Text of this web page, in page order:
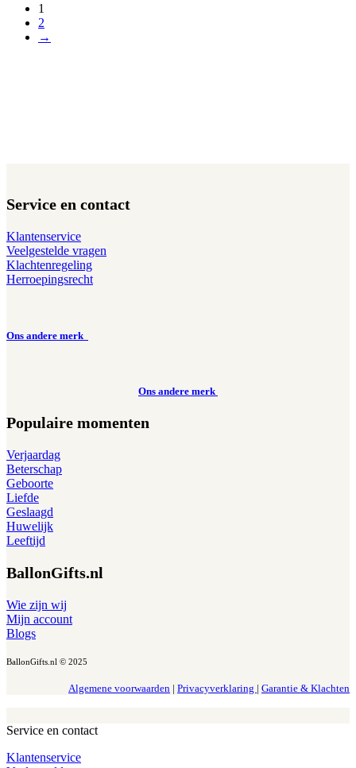
1
2
→
Service en contact
Klantenservice
Veelgestelde vragen
Klachtenregeling
Herroepingsrecht
Ons andere merk
Ons andere merk
Populaire momenten
Verjaardag
Beterschap
Geboorte
Liefde
Geslaagd
Huwelijk
Leeftijd
BallonGifts.nl
Wie zijn wij
Mijn account
Blogs
BallonGifts.nl © 2025
Algemene voorwaarden | Privacyverklaring | Garantie & Klachten
Service en contact
Klantenservice